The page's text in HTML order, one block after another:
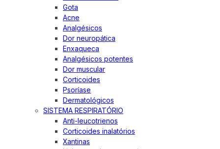
Gota
Acne
Analgésicos
Dor neuropática
Enxaqueca
Analgésicos potentes
Dor muscular
Corticoides
Psoríase
Dermatológicos
SISTEMA RESPIRATÓRIO
Anti-leucotrienos
Corticoides inalatórios
Xantinas